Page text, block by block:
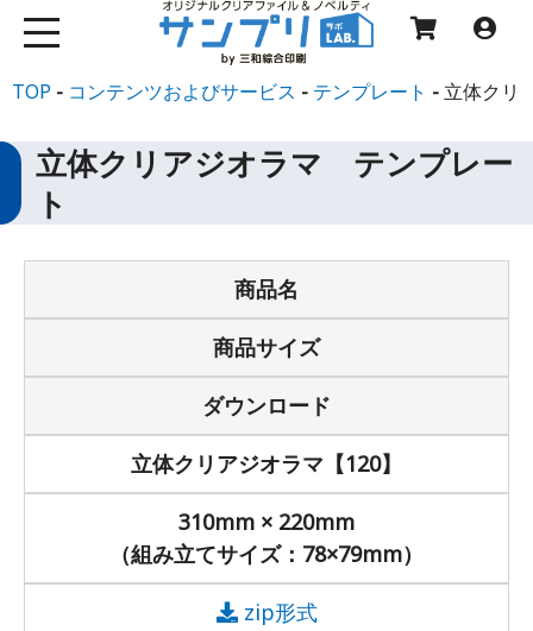
TOP コンテンツおよびサービス テンプレート 立体クリ
立体クリアジオラマ テンプレー
ト
商品名
商品サイズ
ダウンロード
立体クリアジオラマ【120】
310mm × 220mm
（組み立てサイズ：78×79mm）
zip形式